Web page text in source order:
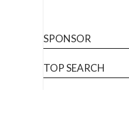
SPONSOR
TOP SEARCH